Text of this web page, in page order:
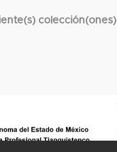
colección(ones)